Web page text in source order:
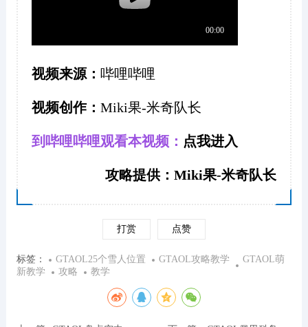
视频来源： 哔哩哔哩
视频创作： Miki果-米奇队长
到哔哩哔哩观看本视频： 点我进入
攻略提供：Miki果-米奇队长
打赏 点赞
标签： GTAOL25个雪人位置 GTAOL攻略教学
GTAOL萌
新教学
攻略 教学